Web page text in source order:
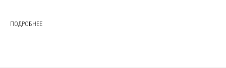
ПОДРОБНЕЕ